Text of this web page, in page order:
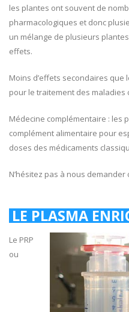
les plantes ont souvent de
pharmacologiques et donc
un mélange de plusieurs
effets.
Moins d’effets secondaires
pour le traitement des maladies
Médecine complémentaire : les
complément alimentaire pour
doses des médicaments
N’hésitez pas à nous demander
LE PLASMA
Le PRP
ou